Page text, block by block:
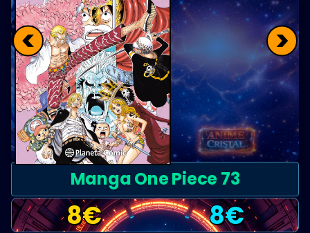
< >
Manga One Piece 73
8€ 8€